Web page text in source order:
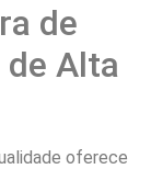
de
Alta
oferece